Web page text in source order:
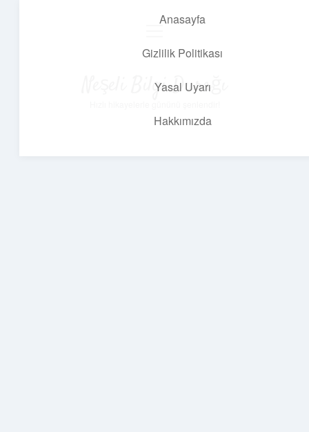
Anasayfa
Gizlilik Politikası
Yasal Uyarı
Hakkımızda
Neşeli Bilgi Durağı